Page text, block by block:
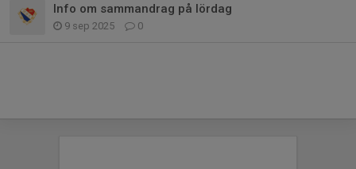
Info om sammandrag på lördag
9 sep 2025 0